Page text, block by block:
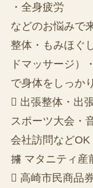
・全身疲労
などのお悩みで
整体・もみほぐ
ドマッサージ）
で身体をしっか
 出張整体・出
スポーツ大会・
会社訪問などOK
擄 マタニティ産
 高崎市民商品